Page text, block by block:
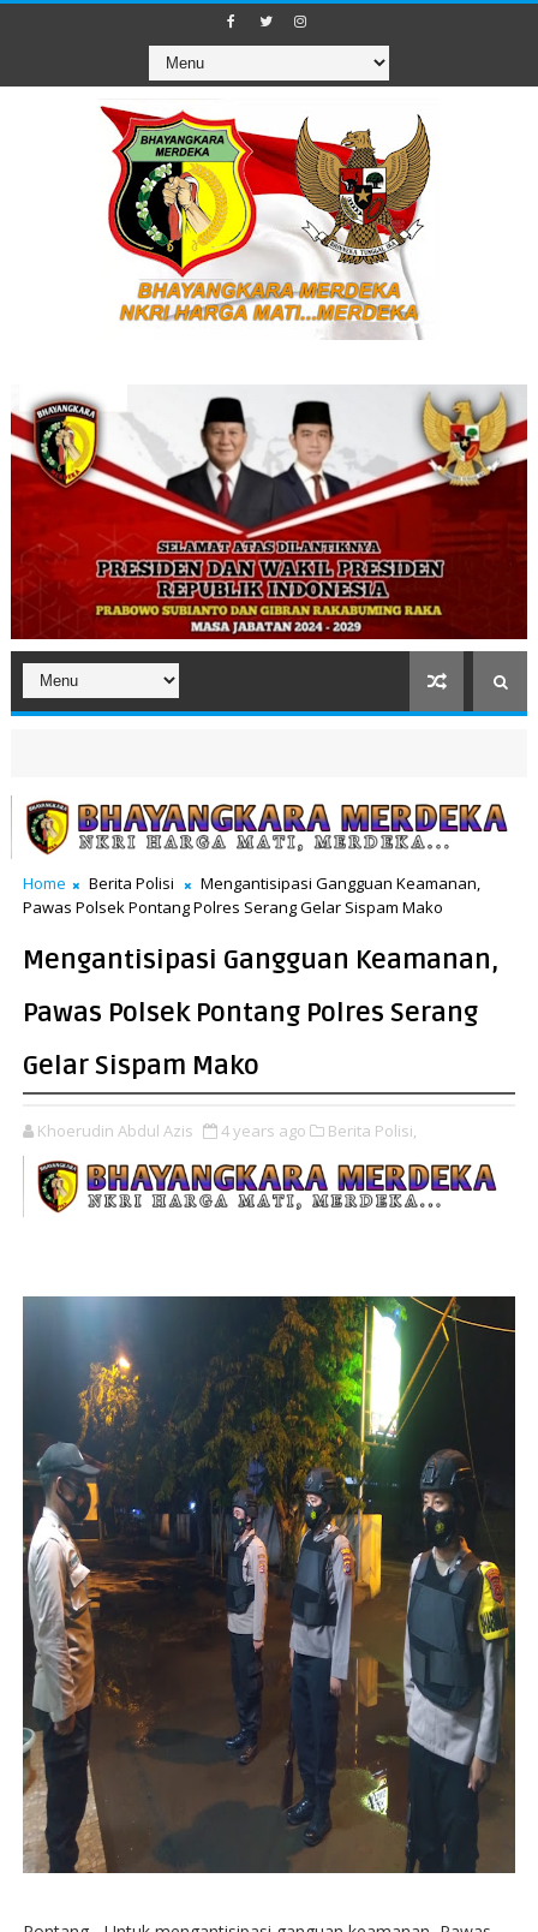
Home Berita Polisi
Mengantisipasi Gangguan Keamanan,
Pawas Polsek Pontang Polres Serang Gelar Sispam Mako
Mengantisipasi Gangguan Keamanan,
Pawas Polsek Pontang Polres Serang
Gelar Sispam Mako
Khoerudin Abdul Azis 4 years ago Berita Polisi,